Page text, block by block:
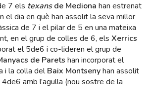
7 els texansde Mediona han estrenat
el dia en què han assolit la seva millor
de 7 i el pilar de 5 en una mateixa
en el grup de colles de 6, elsXerrics
el 5de6 i co-lideren el grup de
de Parets han incorporat el
i la colla delBaix Montsenyhan assolit
amb l’agulla (nou sostre de la